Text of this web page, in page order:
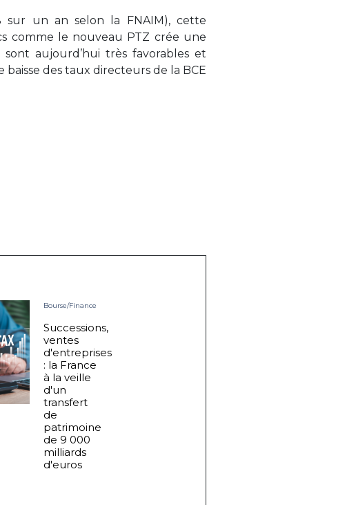
sur un an selon la FNAIM), cette
comme le nouveau PTZ crée une
aujourd’hui très favorables et
des taux directeurs de la BCE
Bourse/Finance
Successions,
ventes
d'entreprises
: la France
à la veille
d'un
transfert
de
patrimoine
de 9 000
milliards
d'euros